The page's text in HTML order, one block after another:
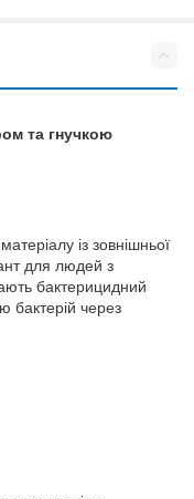
та гнучкою
із зовнішньої
для людей з
бактерицидний
бактерій через